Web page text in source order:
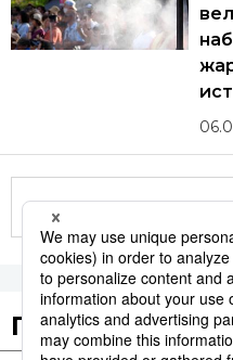
Другие
Популярные